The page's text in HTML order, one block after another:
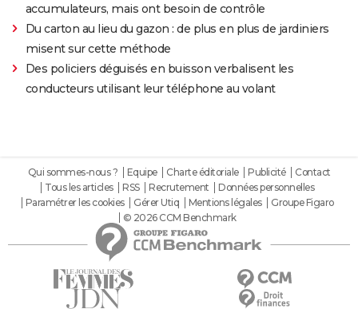
accumulateurs, mais ont besoin de contrôle
Du carton au lieu du gazon : de plus en plus de jardiniers
misent sur cette méthode
Des policiers déguisés en buisson verbalisent les
conducteurs utilisant leur téléphone au volant
Qui sommes-nous ? Equipe Charte éditoriale Publicité
Contact
Tous les articles
RSS Recrutement
Données personnelles
Paramétrer les cookies
Gérer Utiq Mentions légales
Groupe Figaro
© 2026 CCM Benchmark